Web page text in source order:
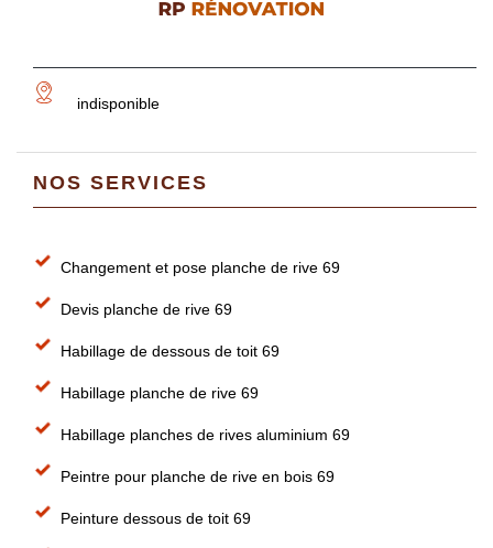
indisponible
NOS SERVICES
Changement et pose planche de rive 69
Devis planche de rive 69
Habillage de dessous de toit 69
Habillage planche de rive 69
Habillage planches de rives aluminium 69
Peintre pour planche de rive en bois 69
Peinture dessous de toit 69